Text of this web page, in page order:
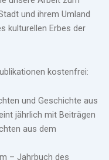
und ihrem Umland
kulturellen Erbes der
kostenfrei:
und Geschichte aus
jährlich mit Beiträgen
aus dem
– Jahrbuch des